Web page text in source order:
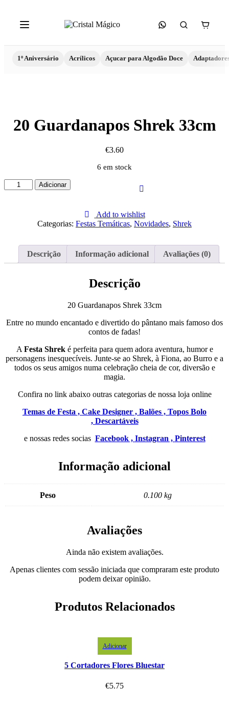
1º Aniversário Acrílicos Açucar para Algodão Doce
20 Guardanapos Shrek 33cm
€3.60
6 em stock
Quantidade
de
Adicionar
Add to wishlist
Categorias: Festas Temáticas, Novidades, Shrek
Descrição Informação adicional Avaliações (0)
Descrição
20 Guardanapos Shrek 33cm
Entre no mundo encantado e divertido do pântano mais famoso dos
contos de fadas!
A Festa Shreké perfeita para quem adora aventura, humor e
personagens inesquecíveis. Junte-se ao Shrek, à Fiona, ao Burro e a
todos os seus amigos numa celebração cheia de cor, diversão e
magia.
Confira no link abaixo outras categorias de nossa loja online
Temas de Festa , Cake Designer , Balões , Topos Bolo
, Descartáveis
e nossas redes socias Facebook , Instagran , Pinterest
Informação adicional
Peso 0.100 kg
Avaliações
Ainda não existem avaliações.
Apenas clientes com sessão iniciada que compraram este produto
podem deixar opinião.
Produtos Relacionados
Adicionar
5 Cortadores Flores Bluestar
€5.75